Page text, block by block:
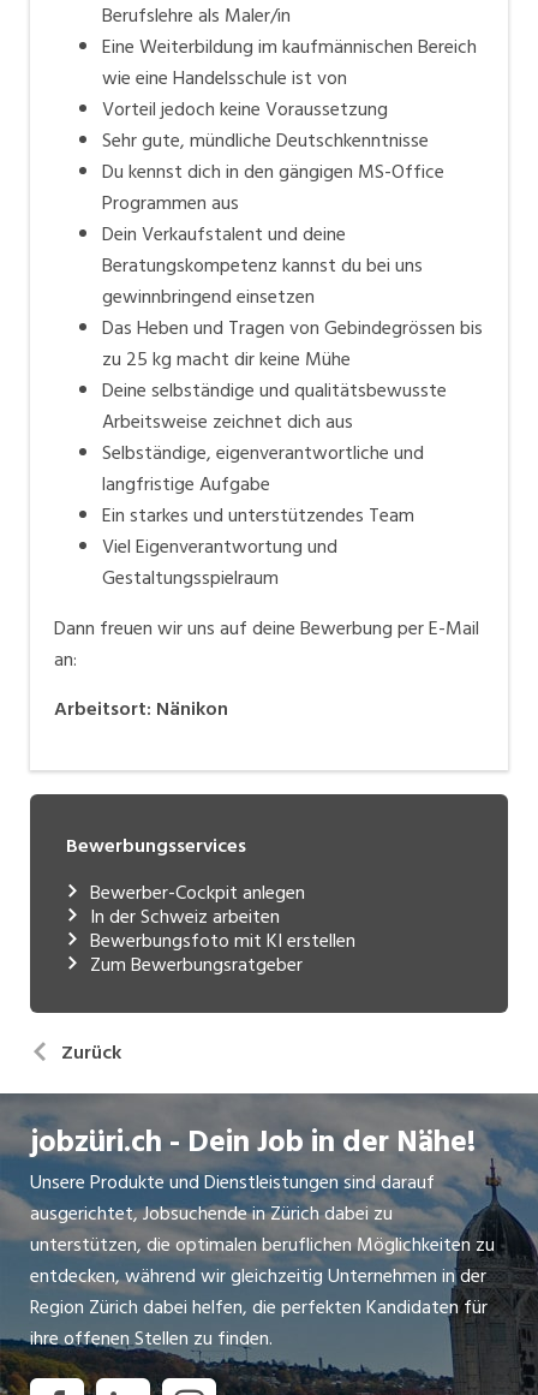
Berufslehre als Maler/in
Eine Weiterbildung im kaufmännischen Bereich
wie eine Handelsschule ist von
Vorteil jedoch keine Voraussetzung
Sehr gute, mündliche Deutschkenntnisse
Du kennst dich in den gängigen MS-Office
Programmen aus
Dein Verkaufstalent und deine
Beratungskompetenz kannst du bei uns
gewinnbringend einsetzen
Das Heben und Tragen von Gebindegrössen bis
zu 25 kg macht dir keine Mühe
Deine selbständige und qualitätsbewusste
Arbeitsweise zeichnet dich aus
Selbständige, eigenverantwortliche und
langfristige Aufgabe
Ein starkes und unterstützendes Team
Viel Eigenverantwortung und
Gestaltungsspielraum
Dann freuen wir uns auf deine Bewerbung per E-Mail
an:
Arbeitsort: Nänikon
Bewerbungsservices
Bewerber-Cockpit anlegen
In der Schweiz arbeiten
Bewerbungsfoto mit KI erstellen
Zum Bewerbungsratgeber
Zurück
jobzüri.ch - Dein Job in der Nähe!
Unsere Produkte und Dienstleistungen sind darauf
ausgerichtet, Jobsuchende in Zürich dabei zu
unterstützen, die optimalen beruflichen Möglichkeiten zu
entdecken, während wir gleichzeitig Unternehmen in der
Region Zürich dabei helfen, die perfekten Kandidaten für
ihre offenen Stellen zu finden.